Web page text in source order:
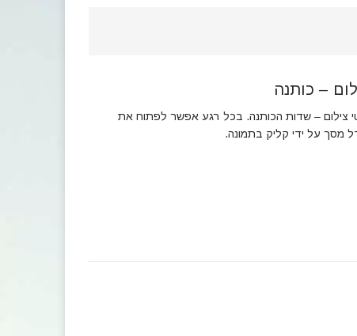
– כותנה
צילום – שדות הכותנה. בכל רגע אפשר לפתוח את
מסך על ידי קליק בתמונה.